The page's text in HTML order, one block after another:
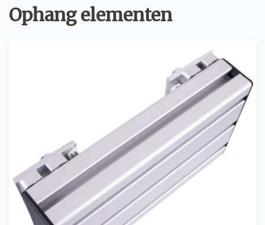
Ophang elementen